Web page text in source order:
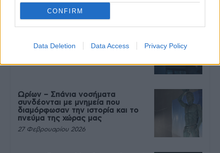
CONFIRM
Data Deletion Data Access Privacy Policy
πάντα μετά την άσκηση
Ωρίων – Σπάνια νοσήματα
συνδέονται με μνημεία που
διαμόρφωσαν την ιστορία και το
πνεύμα της χώρας μας
27 Φεβρουαρίου 2026